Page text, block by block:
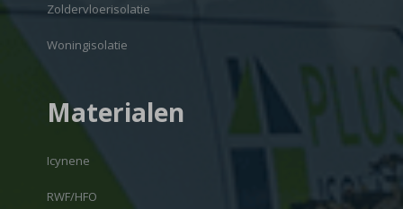
Zoldervloerisolatie
Woningisolatie
Materialen
Icynene
RWF/HFO